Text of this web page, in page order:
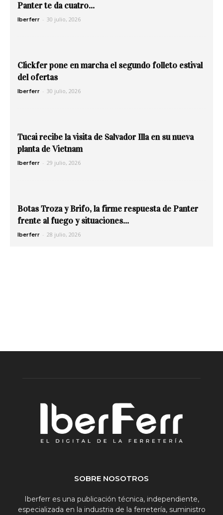
Panter te da cuatro...
Iberferr - 30 julio, 2026
Clickfer pone en marcha el segundo folleto estival
del ofertas
Iberferr - 30 julio, 2026
Tucai recibe la visita de Salvador Illa en su nueva
planta de Vietnam
Iberferr - 29 julio, 2026
Botas Troza y Brifo, la firme respuesta de Panter
frente al fuego y situaciones...
Iberferr - 28 julio, 2026
SOBRE NOSOTROS
Iberferr es una publicación técnica, independiente,
especializada en la industria de la ferretería, suministro